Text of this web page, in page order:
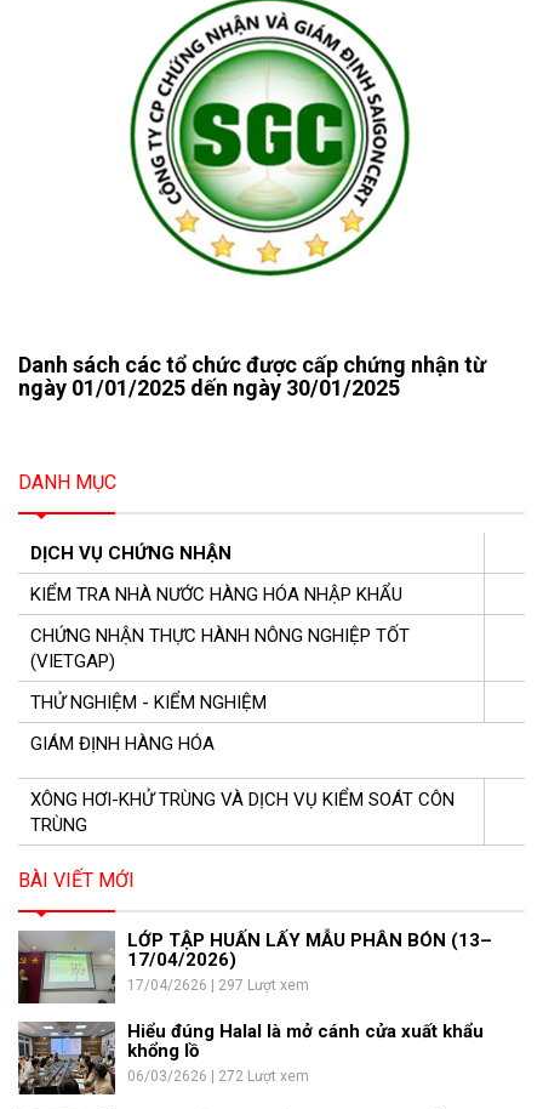
Danh sách các tổ chức được cấp chứng nhận từ
ngày 01/01/2025 dến ngày 30/01/2025
DANH MỤC
DỊCH VỤ CHỨNG NHẬN
KIỂM TRA NHÀ NƯỚC HÀNG HÓA NHẬP KHẨU
CHỨNG NHẬN THỰC HÀNH NÔNG NGHIỆP TỐT
(VIETGAP)
THỬ NGHIỆM - KIỂM NGHIỆM
GIÁM ĐỊNH HÀNG HÓA
XÔNG HƠI-KHỬ TRÙNG VÀ DỊCH VỤ KIỂM SOÁT CÔN
TRÙNG
BÀI VIẾT MỚI
LỚP TẬP HUẤN LẤY MẪU PHÂN BÓN (13–
17/04/2026)
17/04/2626 | 297 Lượt xem
Hiểu đúng Halal là mở cánh cửa xuất khẩu
khổng lồ
06/03/2626 | 272 Lượt xem